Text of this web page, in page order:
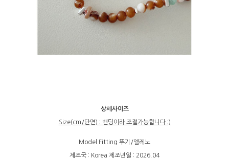
상세사이즈
Size(cm/단면) : 밴딩이라 조절가능합니다 :)
Model Fitting 뚜기/엘레노
제조국 : Korea 제조년일 : 2026.04